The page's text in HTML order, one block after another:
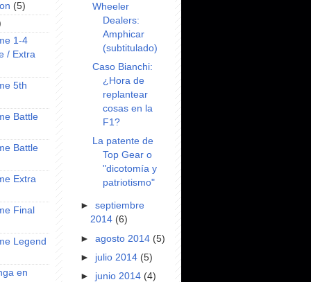
(5)
1-4
/ Extra
5th
Battle
Battle
Extra
Final
Legend
en
Wheeler
Dealers:
Amphicar
(subtitulado)
Caso Bianchi:
¿Hora de
replantear
cosas en la
F1?
La patente de
Top Gear o
"dicotomía y
patriotismo"
►septiembre
2014 (6)
►agosto 2014 (5)
► julio 2014 (5)
► junio 2014 (4)